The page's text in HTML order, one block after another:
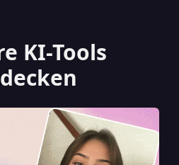
KI-Tools